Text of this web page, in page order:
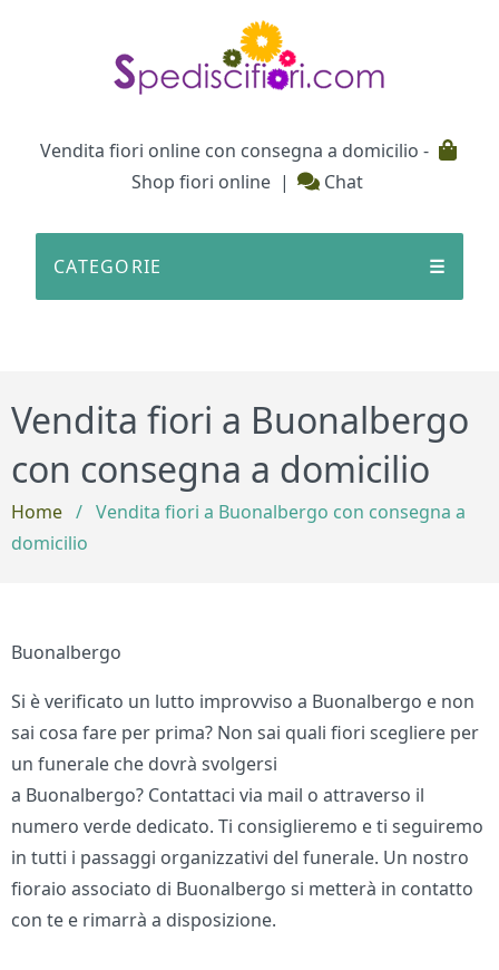
Vendita fiori online con consegna a domicilio -
Shop fiori online | Chat
CATEGORIE ☰
Vendita fiori a Buonalbergo
con consegna a domicilio
Home / Vendita fiori a Buonalbergo con consegna a
domicilio
Buonalbergo
Si è verificato un lutto improvviso a Buonalbergo e non
sai cosa fare per prima? Non sai quali fiori scegliere per
un funerale che dovrà svolgersi
a Buonalbergo? Contattaci via mail o attraverso il
numero verde dedicato. Ti consiglieremo e ti seguiremo
in tutti i passaggi organizzativi del funerale. Un nostro
fioraio associato di Buonalbergo si metterà in contatto
con te e rimarrà a disposizione.